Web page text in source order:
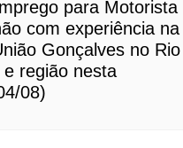
para Motorista
com experiência na
Gonçalves no Rio
região nesta
08)